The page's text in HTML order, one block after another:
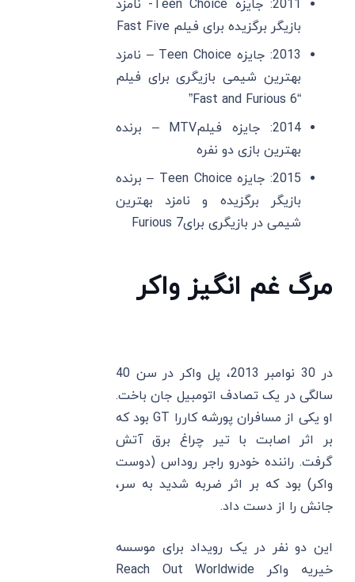
2011: جایزه Teen Choice- نامزد
بازیگر برگزیده برای فیلم Fast Five
2013: جایزه Teen Choice – نامزد
بهترین شیمی بازیگری برای فیلم
“Fast and Furious 6”
2014: جایزه فیلمMTV – برنده
بهترین بازی دو نفره
2015: جایزه Teen Choice – برنده
بازیگر برگزیده و نامزد بهترین
شیمی در بازیگری برایFurious 7
مرگ غم ‌انگیز واکر
در 30 نوامبر 2013، پل واکر در سن 40
سالگی در یک تصادف اتومبیل جان باخت.
او یکی از مسافران پورشه کاررا GT بود که
بر اثر اصابت با تیر چراغ برق آتش
گرفت. راننده خودرو راجر روداس (دوست
واکر) بود که بر اثر ضربه شدید به سر،
جانش را از دست داد.
این دو نفر در یک رویداد برای موسسه
خیریه واکر Reach Out Worldwide